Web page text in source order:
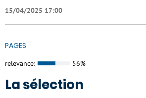
15/04/2025 17:00
PAGES
relevance: 56%
La sélection